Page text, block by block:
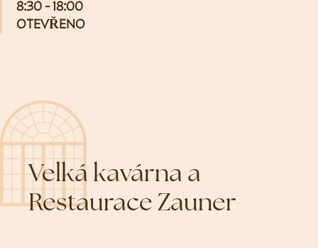
8:30 - 18:00
OTEVŘENO
Velká kavárna a
Restaurace Zauner